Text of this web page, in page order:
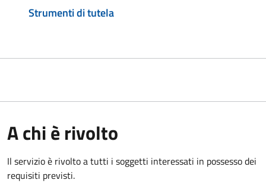
Strumenti di tutela
A chi è rivolto
Il servizio è rivolto a tutti i soggetti interessati in possesso dei
requisiti previsti.